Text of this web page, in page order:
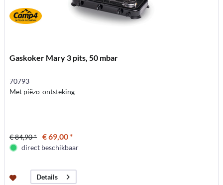
Gaskoker Mary 3 pits, 50 mbar
70793
Met piëzo-ontsteking
€ 84,90 * € 69,00 *
direct beschikbaar
Details